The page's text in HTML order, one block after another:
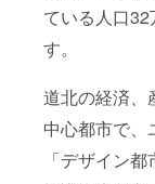
ている人口
す。
道北の経済、
中心都市で、
「デザイン